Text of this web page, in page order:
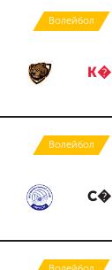
Волейбол
К�
Волейбол
С�